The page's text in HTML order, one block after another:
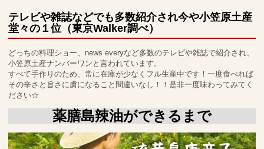
テレビや雑誌などでも多数紹介され今や小笠原土産
堂々の１位（東京Walker調べ）
どっちの料理ショー、news everyなど多数のテレビや雑誌で紹介され、
小笠原土産ナンバーワンと言われています。
すべて手作りのため、常に在庫が少なくフル生産中です！一度食べれば
その辛さと旨さに虜になること間違いなし！！是非一度味わってみてく
ださい☆
薬膳島辣油ができるまで